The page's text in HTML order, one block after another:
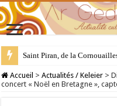
28 juillet : Saint Samson de
Accueil > Actualités / Keleier >
concert « Noël en Bretagne »,